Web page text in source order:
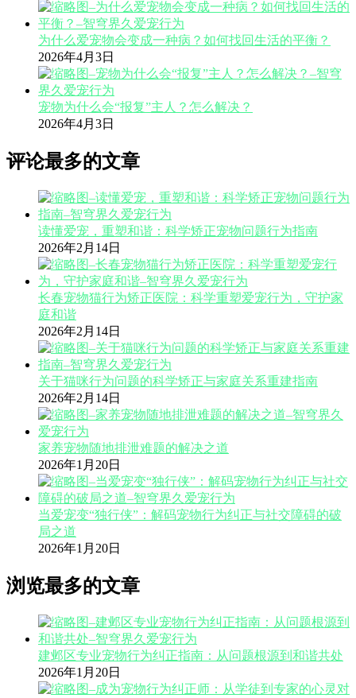
为什么爱宠物会变成一种病？如何找回生活的平衡？
2026年4月3日
宠物为什么会“报复”主人？怎么解决？
2026年4月3日
评论最多的文章
读懂爱宠，重塑和谐：科学矫正宠物问题行为指南
2026年2月14日
长春宠物猫行为矫正医院：科学重塑爱宠行为，守护家
庭和谐
2026年2月14日
关于猫咪行为问题的科学矫正与家庭关系重建指南
2026年2月14日
家养宠物随地排泄难题的解决之道
2026年1月20日
当爱宠变“独行侠”：解码宠物行为纠正与社交障碍的破
局之道
2026年1月20日
浏览最多的文章
建邺区专业宠物行为纠正指南：从问题根源到和谐共处
2026年1月20日